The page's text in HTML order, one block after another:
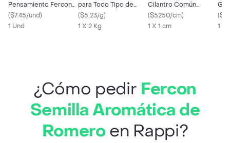
Pensamiento Fercon
Sku 163242. Sku
7702899967558
($7.45/und)
1 Und
para Todo Tipo de
Plantas
($5.23/g)
1 X 2 Kg
Cilantro Común
Importado
($5250/cm)
1 X 1 cm
(
1 X
¿Cómo pedir Fercon
Semilla Aromática de
Romeroen Rappi?